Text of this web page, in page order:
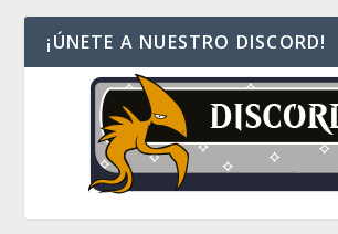
¡ÚNETE A NUESTRO DISCORD!